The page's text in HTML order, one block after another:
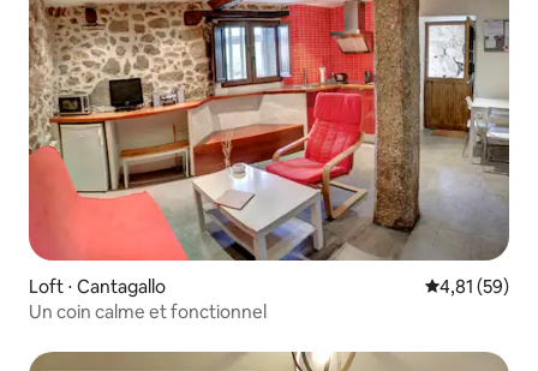
Loft ⋅ Cantagallo Évaluation
4,81 (59)
Un coin calme et fonctionnel